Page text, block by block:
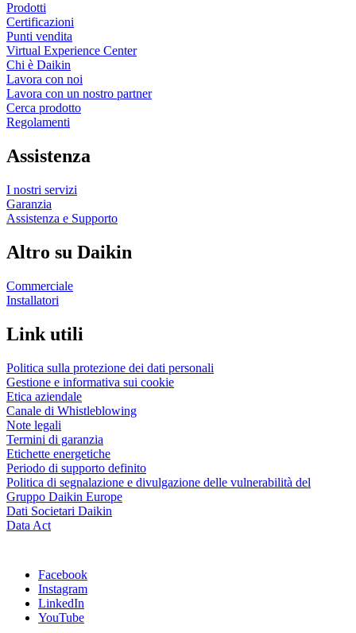
Prodotti
Certificazioni
Punti vendita
Virtual Experience Center
Chi è Daikin
Lavora con noi
Lavora con un nostro partner
Cerca prodotto
Regolamenti
Assistenza
I nostri servizi
Garanzia
Assistenza e Supporto
Altro su Daikin
Commerciale
Installatori
Link utili
Politica sulla protezione dei dati personali
Gestione e informativa sui cookie
Etica aziendale
Canale di Whistleblowing
Note legali
Termini di garanzia
Etichette energetiche
Periodo di supporto definito
Politica di segnalazione e divulgazione delle vulnerabilità del
Gruppo Daikin Europe
Dati Societari Daikin
Data Act
Facebook
Instagram
LinkedIn
YouTube